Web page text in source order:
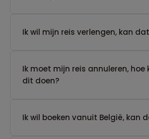
Ik wil mijn reis verlengen, kan
Ik moet mijn reis annuleren, hoe
dit doen?
Ik wil boeken vanuit België, kan